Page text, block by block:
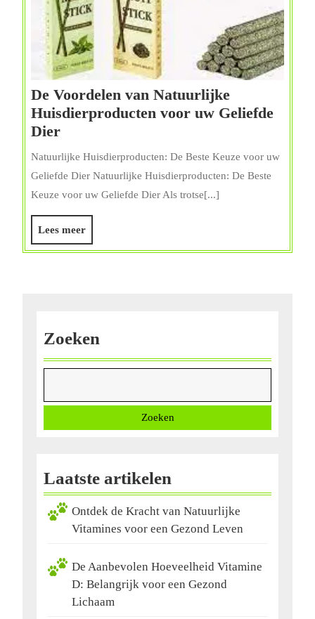
De Voordelen van Natuurlijke
Huisdierproducten voor uw Geliefde
DierDe
Voordelen
van
Natuurlijke
Huisdierproducten
voor
uw
Geliefde
Natuurlijke Huisdierproducten: De Beste Keuze voor uw
Geliefde Dier Natuurlijke Huisdierproducten: De Beste
Keuze voor uw Geliefde Dier Als trotse[...]
Lees meerLees
meer
Zoeken
Zoeken
Laatste artikelen
Ontdek de Kracht van Natuurlijke
Vitamines voor een Gezond Leven
De Aanbevolen Hoeveelheid Vitamine
D: Belangrijk voor een Gezond
Lichaam